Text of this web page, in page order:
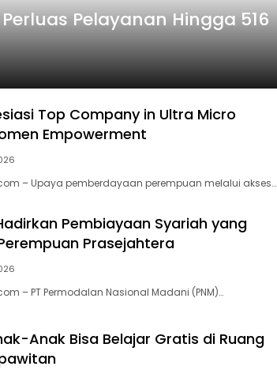
Pelayanan Hingga 516
Top Company in Ultra Micro
Empowerment
– Upaya pemberdayaan perempuan melalui akses…
Pembiayaan Syariah yang
Prasejahtera
– PT Permodalan Nasional Madani (PNM)…
Anak Bisa Belajar Gratis di Ruang